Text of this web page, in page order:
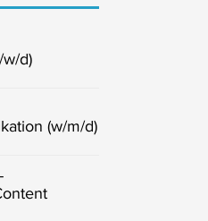
d)
(w/m/d)